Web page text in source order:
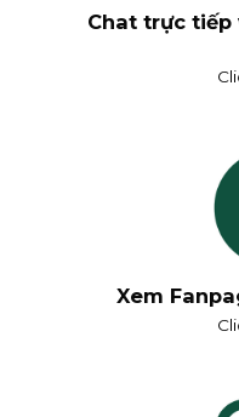
Chat trực tiếp
Xem